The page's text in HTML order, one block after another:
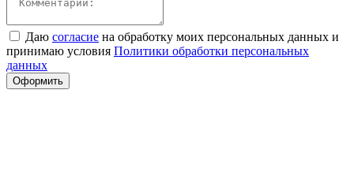
Даю согласие на обработку моих персональных данных и
принимаю условия Политики обработки персональных
данных
Оформить